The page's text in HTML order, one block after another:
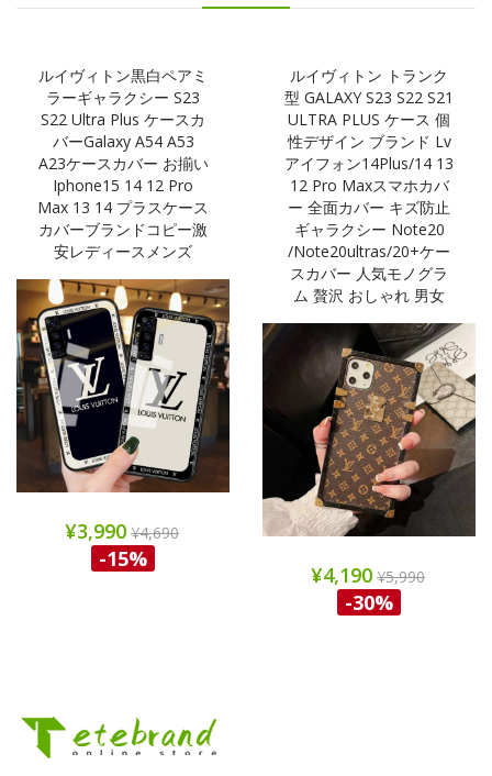
ルイヴィトン黒白ペアミ
ラーギャラクシー S23
S22 Ultra Plus ケースカ
バーgalaxy A54 A53
A23ケースカバー お揃い
Iphone15 14 12 Pro
Max 13 14 プラスケース
カバーブランドコピー激
安レディースメンズ
¥3,990 ¥4,690
-15%
ルイヴィトン トランク
型 GALAXY S23 S22 S21
ULTRA PLUS ケース 個
性デザイン ブランド Lv
アイフォン14Plus/14 13
12 Pro Maxスマホカバ
ー 全面カバー キズ防止
ギャラクシー Note20
/note20ultras/20+ケー
スカバー 人気モノグラ
ム 贅沢 おしゃれ 男女
¥4,190 ¥5,990
-30%